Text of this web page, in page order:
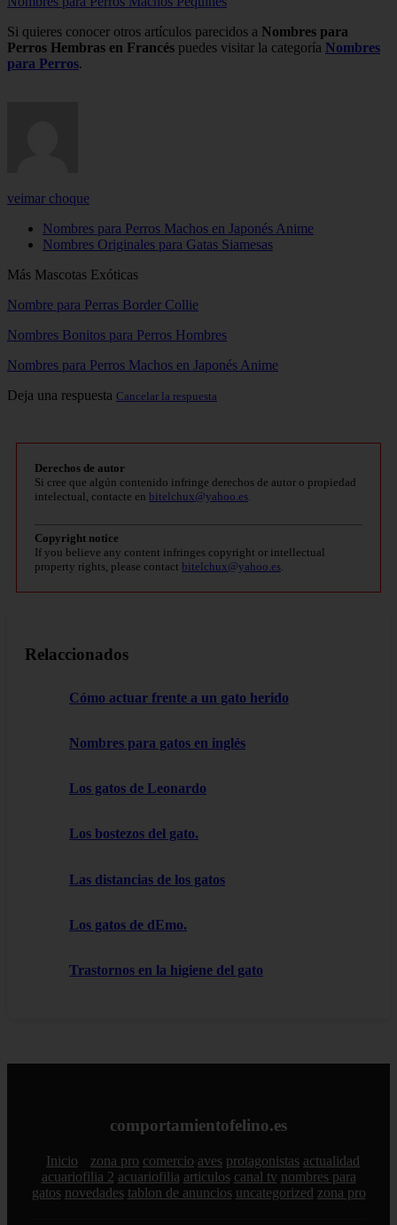
Si quieres conocer otros artículos parecidos a Nombres para
Perros Hembras en Francés puedes visitar la categoría Nombres
para Perros.
veimar choque
Nombres para Perros Machos en Japonés Anime
Nombres Originales para Gatas Siamesas
Más Mascotas Exóticas
Nombre para Perras Border Collie
Nombres Bonitos para Perros Hombres
Nombres para Perros Machos en Japonés Anime
Deja una respuesta Cancelar la respuesta
Derechos de autor
Si cree que algún contenido infringe derechos de autor o propiedad
intelectual, contacte en bitelchux@yahoo.es.
Copyright notice
If you believe any content infringes copyright or intellectual
property rights, please contact bitelchux@yahoo.es.
Relaccionados
Cómo actuar frente a un gato herido
Nombres para gatos en inglés
Los gatos de Leonardo
Los bostezos del gato.
Las distancias de los gatos
Los gatos de dEmo.
Trastornos en la higiene del gato
comportamientofelino.es
Inicio zona pro comercio aves protagonistas actualidad
acuariofilia 2 acuariofilia articulos canal tv nombres para
gatos novedades tablon de anuncios uncategorized zona pro